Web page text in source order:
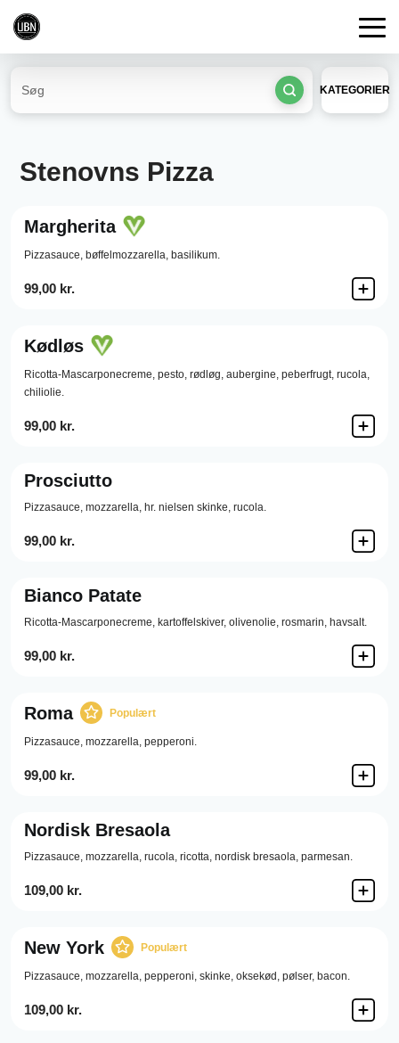
KATEGORIER
Stenovns Pizza
Margherita
Pizzasauce, bøffelmozzarella, basilikum.
99,00 kr.
Kødløs
Ricotta-Mascarponecreme, pesto, rødløg, aubergine, peberfrugt, rucola,
chiliolie.
99,00 kr.
Prosciutto
Pizzasauce, mozzarella, hr. nielsen skinke, rucola.
99,00 kr.
Bianco Patate
Ricotta-Mascarponecreme, kartoffelskiver, olivenolie, rosmarin, havsalt.
99,00 kr.
Roma Populært
Pizzasauce, mozzarella, pepperoni.
99,00 kr.
Nordisk Bresaola
Pizzasauce, mozzarella, rucola, ricotta, nordisk bresaola, parmesan.
109,00 kr.
New York Populært
Pizzasauce, mozzarella, pepperoni, skinke, oksekød, pølser, bacon.
109,00 kr.